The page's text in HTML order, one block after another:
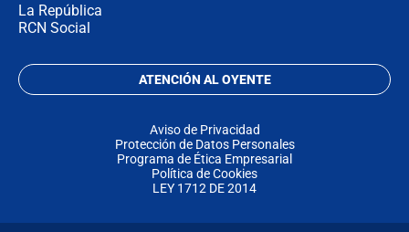
La República
RCN Social
ATENCIÓN AL OYENTE
Aviso de Privacidad
Protección de Datos Personales
Programa de Ética Empresarial
Política de Cookies
LEY 1712 DE 2014